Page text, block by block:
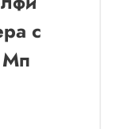
с
Мп